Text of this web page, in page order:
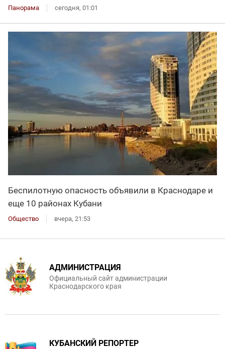
Панорама сегодня, 01:01
Беспилотную опасность объявили в Краснодаре и
еще 10 районах Кубани
Общество вчера, 21:53
АДМИНИСТРАЦИЯ
Официальный сайт администрации
Краснодарского края
КУБАНСКИЙ РЕПОРТЕР